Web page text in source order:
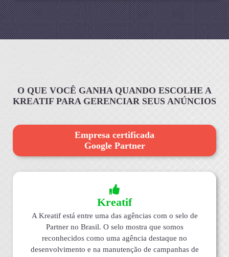
O QUE VOCÊ GANHA QUANDO ESCOLHE A
KREATIF PARA GERENCIAR SEUS ANÚNCIOS
Empresa certificada
Google Partner
Kreatif
A Kreatif está entre uma das agências com o selo de
Partner no Brasil. O selo mostra que somos
reconhecidos como uma agência destaque no
desenvolvimento e na manutenção de campanhas de